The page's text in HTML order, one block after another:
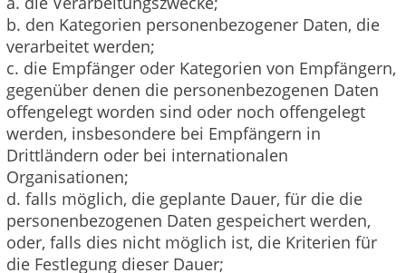
b. den Kategorien personenbezogener Daten, die
verarbeitet werden;
c. die Empfänger oder Kategorien von Empfängern,
gegenüber denen die personenbezogenen Daten
offengelegt worden sind oder noch offengelegt
werden, insbesondere bei Empfängern in
Drittländern oder bei internationalen
Organisationen;
d. falls möglich, die geplante Dauer, für die die
personenbezogenen Daten gespeichert werden,
oder, falls dies nicht möglich ist, die Kriterien für
die Festlegung dieser Dauer;